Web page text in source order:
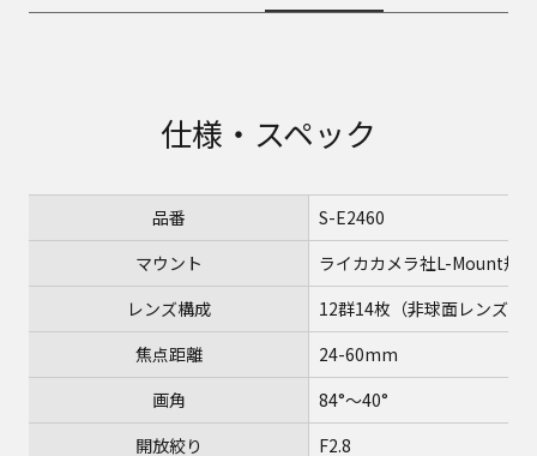
仕様・スペック
品番
S-E2460
マウント
ライカカメラ社L-Mount規
レンズ構成
12群14枚（非球面レンズ3
焦点距離
24-60mm
画角
84°～40°
開放絞り
F2.8